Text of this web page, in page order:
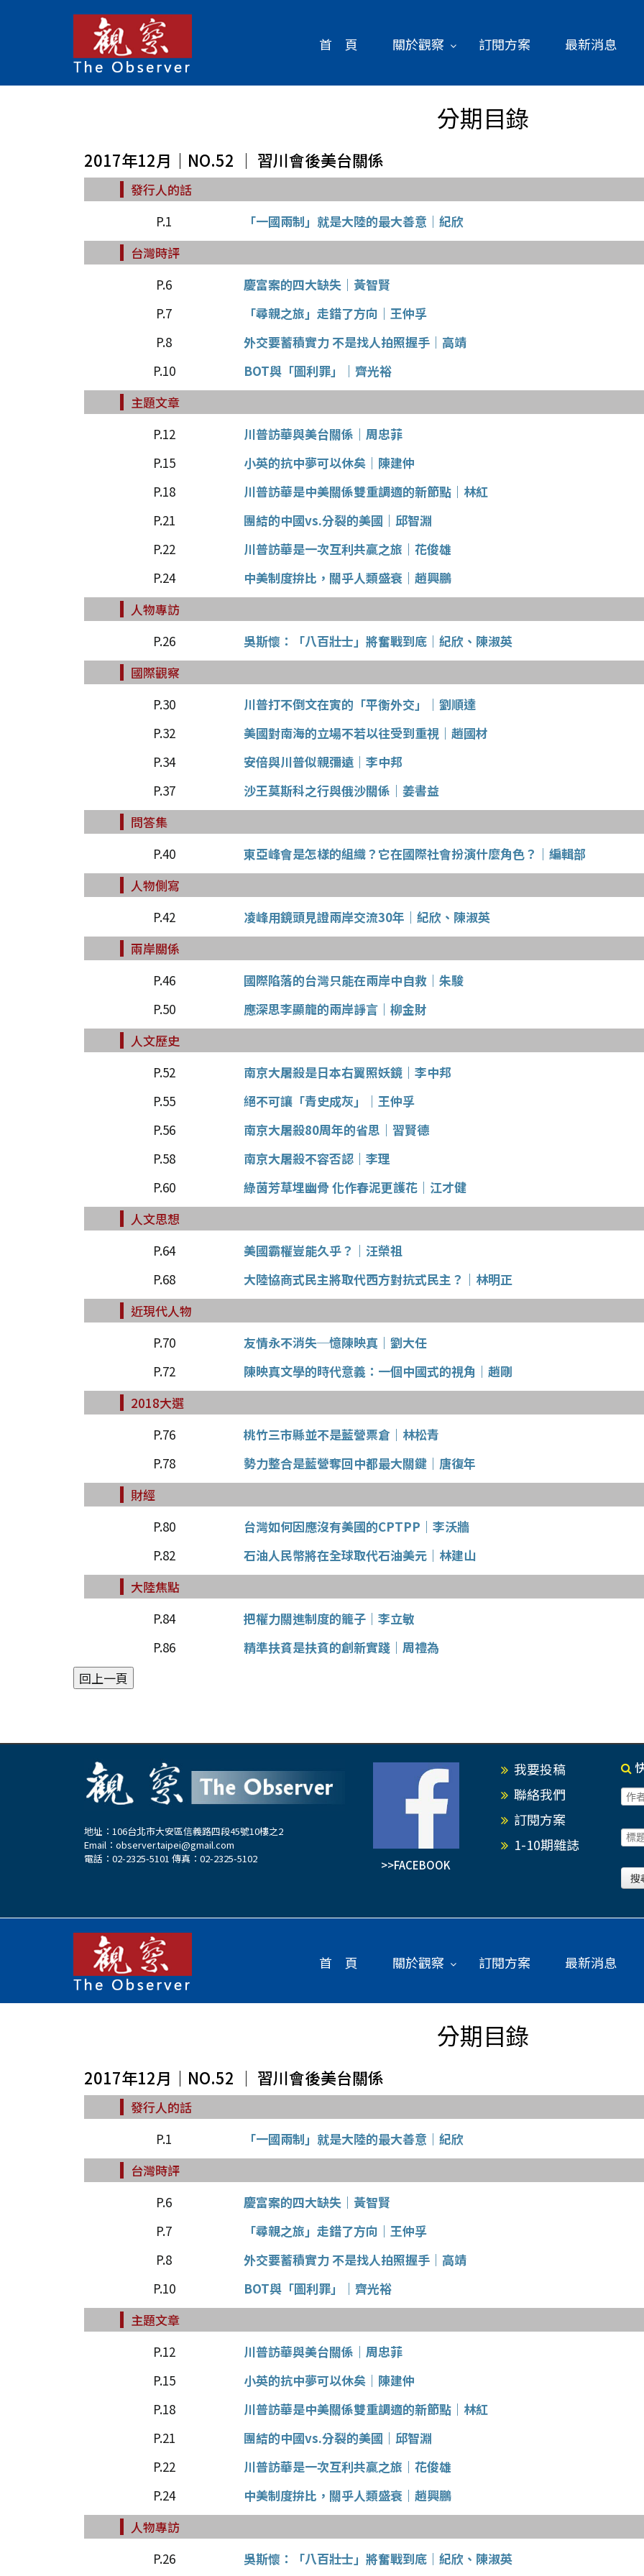
首 頁 關於觀察 訂閱方案 最新消息
分期目錄
2017年12月｜NO.52 │ 習川會後美台關係
發行人的話
P.1
「一國兩制」就是大陸的最大善意｜紀欣
台灣時評
P.6
慶富案的四大缺失｜黃智賢
P.7
「尋親之旅」走錯了方向｜王仲孚
P.8
外交要蓄積實力 不是找人拍照握手｜高靖
P.10
BOT與「圖利罪」｜齊光裕
主題文章
P.12
川普訪華與美台關係｜周忠菲
P.15
小英的抗中夢可以休矣｜陳建仲
P.18
川普訪華是中美關係雙重調適的新節點｜林紅
P.21
團結的中國vs.分裂的美國｜邱智淵
P.22
川普訪華是一次互利共贏之旅｜花俊雄
P.24
中美制度拚比，關乎人類盛衰｜趙興鵬
人物專訪
P.26
吳斯懷：「八百壯士」將奮戰到底｜紀欣、陳淑英
國際觀察
P.30
川普打不倒文在寅的「平衡外交」｜劉順達
P.32
美國對南海的立場不若以往受到重視｜趙國材
P.34
安倍與川普似親彌遠｜李中邦
P.37
沙王莫斯科之行與俄沙關係｜姜書益
問答集
P.40
東亞峰會是怎樣的組織？它在國際社會扮演什麼角色？｜編輯部
人物側寫
P.42
凌峰用鏡頭見證兩岸交流30年｜紀欣、陳淑英
兩岸關係
P.46
國際陷落的台灣只能在兩岸中自救｜朱駿
P.50
應深思李顯龍的兩岸諍言｜柳金財
人文歷史
P.52
南京大屠殺是日本右翼照妖鏡｜李中邦
P.55
絕不可讓「青史成灰」｜王仲孚
P.56
南京大屠殺80周年的省思｜習賢德
P.58
南京大屠殺不容否認｜李理
P.60
綠茵芳草埋幽骨 化作春泥更護花｜江才健
人文思想
P.64
美國霸權豈能久乎？｜汪榮祖
P.68
大陸協商式民主將取代西方對抗式民主？｜林明正
近現代人物
P.70
友情永不消失─憶陳映真｜劉大任
P.72
陳映真文學的時代意義：一個中國式的視角｜趙剛
2018大選
P.76
桃竹三市縣並不是藍營票倉｜林松青
P.78
勢力整合是藍營奪回中都最大關鍵｜唐復年
財經
P.80
台灣如何因應沒有美國的CPTPP｜李沃牆
P.82
石油人民幣將在全球取代石油美元｜林建山
大陸焦點
P.84
把權力關進制度的籠子｜李立敏
P.86
精準扶貧是扶貧的創新實踐｜周禮為
地址：106台北市大安區信義路四段45號10樓之2
Email： observer.taipei@gmail.com
電話：02-2325-5101 傳真：02-2325-5102
>>FACEBOOK
我要投稿
聯絡我們
訂閱方案
1-10期雜誌
首 頁 關於觀察 訂閱方案 最新消息
分期目錄
2017年12月｜NO.52 │ 習川會後美台關係
發行人的話
P.1
「一國兩制」就是大陸的最大善意｜紀欣
台灣時評
P.6
慶富案的四大缺失｜黃智賢
P.7
「尋親之旅」走錯了方向｜王仲孚
P.8
外交要蓄積實力 不是找人拍照握手｜高靖
P.10
BOT與「圖利罪」｜齊光裕
主題文章
P.12
川普訪華與美台關係｜周忠菲
P.15
小英的抗中夢可以休矣｜陳建仲
P.18
川普訪華是中美關係雙重調適的新節點｜林紅
P.21
團結的中國vs.分裂的美國｜邱智淵
P.22
川普訪華是一次互利共贏之旅｜花俊雄
P.24
中美制度拚比，關乎人類盛衰｜趙興鵬
人物專訪
P.26
吳斯懷：「八百壯士」將奮戰到底｜紀欣、陳淑英